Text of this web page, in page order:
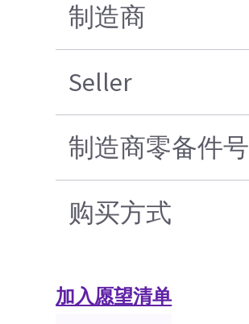
制造商
Seller
制造商零备件号
购买方式
加入愿望清单